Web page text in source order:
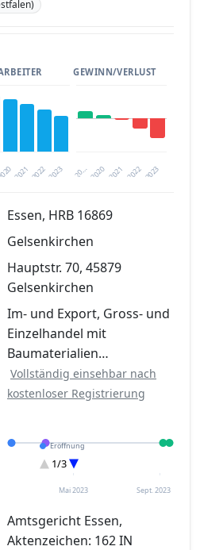
2021 2023
2022
GEWINN/VERLUST
20… 2021 2023
2020 2022
nach kostenloser
verfügbar
registrieren
Essen, HRB 16869
Gelsenkirchen
Hauptstr. 70, 45879
Gelsenkirchen
Im- und Export, Gross- und
Einzelhandel mit
Baumaterialien…
Vollständig einsehbar nach
kostenloser Registrierung
Eröffnung
Sonstiges
Entscheidung im Verfahren
1/3
Mai 2023 Sept. 2023
Amtsgericht Essen,
Aktenzeichen: 162 IN